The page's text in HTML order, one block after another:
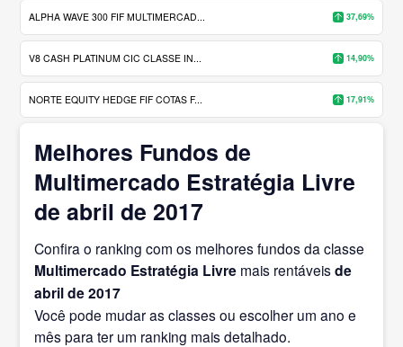
ALPHA WAVE 300 FIF MULTIMERCAD... 37,69%
V8 CASH PLATINUM CIC CLASSE IN... 14,90%
NORTE EQUITY HEDGE FIF COTAS F... 17,91%
Melhores Fundos de
Multimercado Estratégia Livre
de abril de 2017
Confira o ranking com os melhores fundos da classe
Multimercado Estratégia Livre mais rentáveisde
abrilde 2017
Você pode mudar as classes ou escolher um ano e
mês para ter um ranking mais detalhado.